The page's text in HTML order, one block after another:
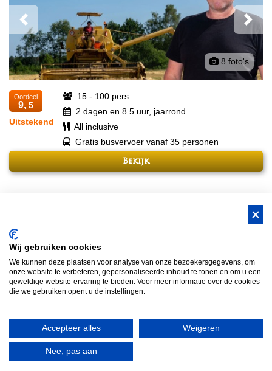
8 foto's
Previous Next
Oordeel
9, 5
Uitstekend
15 - 100 pers
2 dagen en 8.5 uur, jaarrond
All inclusive
Gratis busvervoer vanaf 35 personen
Bekijk
BUS Whisky, Natuurlijk Gastvrijer in
Teambuilding Brabant Groepsuitje Brabant Teamuitje Brabant
Bedrijfsuitje Brabant Heisessie Brabant
Bus Whisky Meetings & Events- Heideweg 1a-5472 LC Loosbroek
- Tel (0413) 22 91 53
Wij gebruiken cookies
We kunnen deze plaatsen voor analyse van onze bezoekersgegevens, om
onze website te verbeteren, gepersonaliseerde inhoud te tonen en om u een
geweldige website-ervaring te bieden. Voor meer informatie over de cookies
die we gebruiken opent u de instellingen.
Accepteer alles Weigeren
Nee, pas aan